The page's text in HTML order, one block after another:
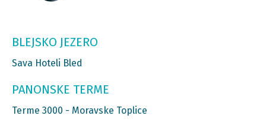
BLEJSKO JEZERO
Sava Hoteli Bled
PANONSKE TERME
Terme 3000 - Moravske Toplice